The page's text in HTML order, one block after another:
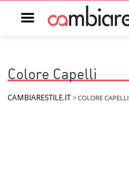
Open main menu
Colore Capelli
CAMBIARESTILE.IT >COLORE CAPELLI